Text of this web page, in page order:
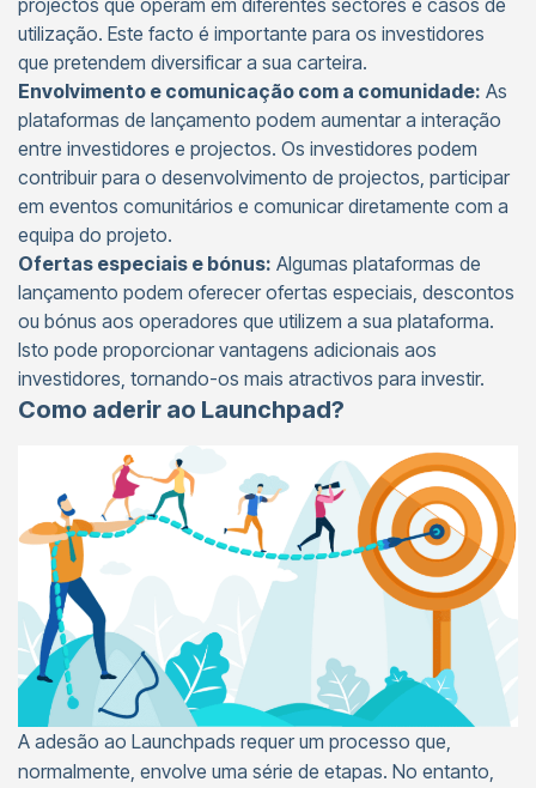
projectos que operam em diferentes sectores e casos de
utilização. Este facto é importante para os investidores
que pretendem diversificar a sua carteira.
Envolvimento e comunicação com a comunidade: As
plataformas de lançamento podem aumentar a interação
entre investidores e projectos. Os investidores podem
contribuir para o desenvolvimento de projectos, participar
em eventos comunitários e comunicar diretamente com a
equipa do projeto.
Ofertas especiais e bónus: Algumas plataformas de
lançamento podem oferecer ofertas especiais, descontos
ou bónus aos operadores que utilizem a sua plataforma.
Isto pode proporcionar vantagens adicionais aos
investidores, tornando-os mais atractivos para investir.
Como aderir ao Launchpad?
A adesão ao Launchpads requer um processo que,
normalmente, envolve uma série de etapas. No entanto,